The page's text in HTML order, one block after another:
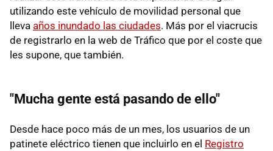
utilizando este vehículo de movilidad personal que
lleva años inundado las ciudades. Más por el viacrucis
de registrarlo en la web de Tráfico que por el coste que
les supone, que también.
"Mucha gente está pasando de ello"
Desde hace poco más de un mes, los usuarios de un
patinete eléctrico tienen que incluirlo en el Registro